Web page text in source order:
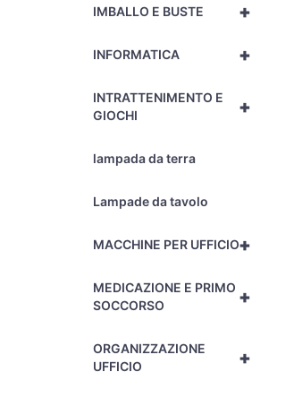
+
IMBALLO E BUSTE
+
INFORMATICA
+
INTRATTENIMENTO E
GIOCHI
lampada da terra
Lampade da tavolo
+
MACCHINE PER UFFICIO
+
MEDICAZIONE E PRIMO
SOCCORSO
+
ORGANIZZAZIONE
UFFICIO